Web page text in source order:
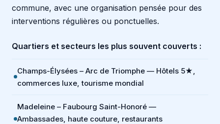
commune, avec une organisation pensée pour des
interventions régulières ou ponctuelles.
Quartiers et secteurs les plus souvent couverts :
Champs-Élysées – Arc de Triomphe — Hôtels 5★,
commerces luxe, tourisme mondial
Madeleine – Faubourg Saint-Honoré —
Ambassades, haute couture, restaurants